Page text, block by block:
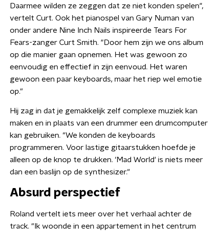
Daarmee wilden ze zeggen dat ze niet konden spelen",
vertelt Curt. Ook het pianospel van Gary Numan van
onder andere Nine Inch Nails inspireerde Tears For
Fears-zanger Curt Smith. "Door hem zijn we ons album
op die manier gaan opnemen. Het was gewoon zo
eenvoudig en effectief in zijn eenvoud. Het waren
gewoon een paar keyboards, maar het riep wel emotie
op."
Hij zag in dat je gemakkelijk zelf complexe muziek kan
maken en in plaats van een drummer een drumcomputer
kan gebruiken. "We konden de keyboards
programmeren. Voor lastige gitaarstukken hoefde je
alleen op de knop te drukken. 'Mad World' is niets meer
dan een baslijn op de synthesizer."
Absurd perspectief
Roland vertelt iets meer over het verhaal achter de
track. "Ik woonde in een appartement in het centrum